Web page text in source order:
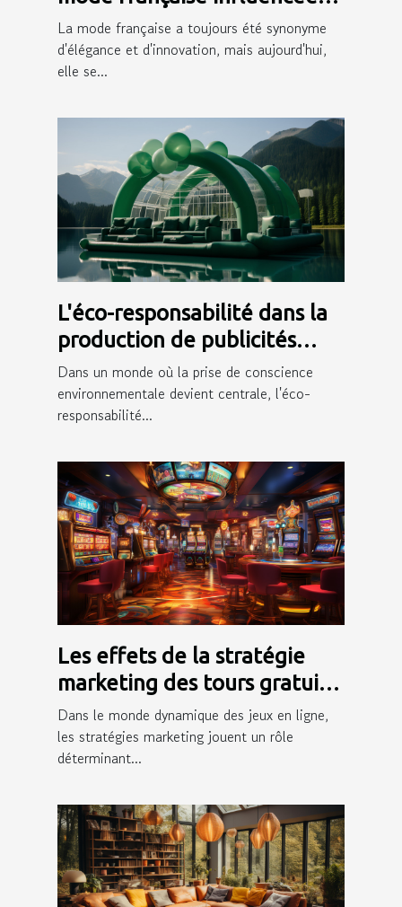
par des personnalités sur les
réseaux sociaux
La mode française a toujours été synonyme
d'élégance et d'innovation, mais aujourd'hui,
elle se...
L'éco-responsabilité dans la
production de publicités
gonflables
Dans un monde où la prise de conscience
environnementale devient centrale, l'éco-
responsabilité...
Les effets de la stratégie
marketing des tours gratuits
sur l'engagement des
joueurs
Dans le monde dynamique des jeux en ligne,
les stratégies marketing jouent un rôle
déterminant...